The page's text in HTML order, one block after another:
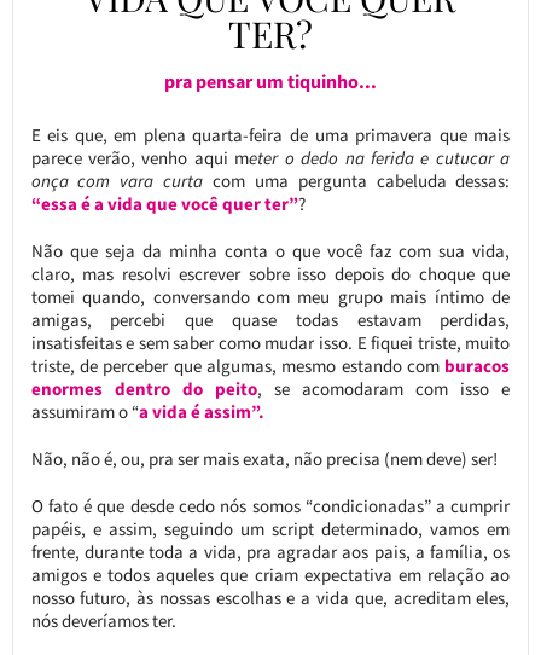
TER?
pra pensar um tiquinho...
E eis que, em plena quarta-feira de uma primavera que mais
parece verão, venho aqui meter o dedo na ferida e cutucar a
onça com vara curta com uma pergunta cabeluda dessas:
“essa é a vida que você quer ter”?
Não que seja da minha conta o que você faz com sua vida,
claro, mas resolvi escrever sobre isso depois do choque que
tomei quando, conversando com meu grupo mais íntimo de
amigas, percebi que quase todas estavam perdidas,
insatisfeitas e sem saber como mudar isso. E fiquei triste, muito
triste, de perceber que algumas, mesmo estando com buracos
enormes dentro do peito, se acomodaram com isso e
assumiram o “a vida é assim”.
Não, não é, ou, pra ser mais exata, não precisa (nem deve) ser!
O fato é que desde cedo nós somos “condicionadas” a cumprir
papéis, e assim, seguindo um script determinado, vamos em
frente, durante toda a vida, pra agradar aos pais, a família, os
amigos e todos aqueles que criam expectativa em relação ao
nosso futuro, às nossas escolhas e a vida que, acreditam eles,
nós deveríamos ter.